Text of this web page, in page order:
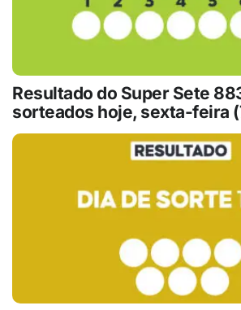
Resultado do Super Sete
sorteados hoje, sexta-feira